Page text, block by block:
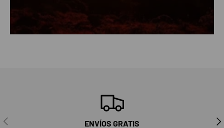
ANTERIOR
ENVÍOS GRATIS